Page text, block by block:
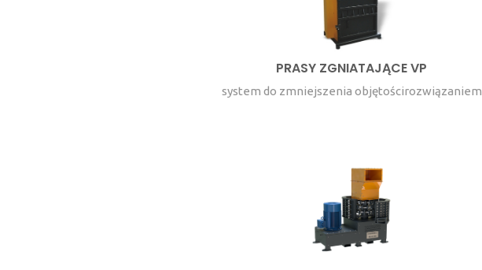
PRASY ZGNIATAJĄCE VP
system do zmniejszenia objętościrozwiązaniem